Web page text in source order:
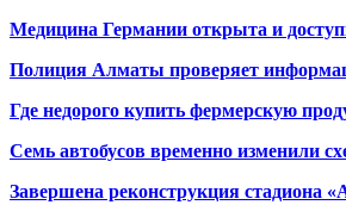
Медицина Германии открыта и
Полиция Алматы проверяет
Где недорого купить фермерскую
Семь автобусов временно изменили
Завершена реконструкция стадиона